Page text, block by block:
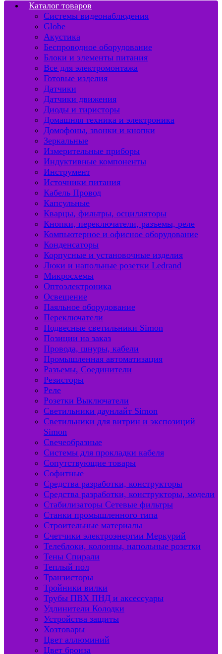
Каталог товаров
Системы видеонаблюдения
Globe
Акустика
Беспроводное оборудование
Блоки и элементы питания
Все для электромонтажа
Готовые изделия
Датчики
Датчики движения
Диоды и тиристоры
Домашняя техника и электроника
Домофоны, звонки и кнопки
Зеркальные
Измерительные приборы
Индуктивные компоненты
Инструмент
Источники питания
Кабель Провод
Капсульные
Кварцы, фильтры, осцилляторы
Кнопки, переключатели, разъемы, реле
Компьютерное и офисное оборудование
Конденсаторы
Корпусные и установочные изделия
Люки и напольные розетки Ledrand
Микросхемы
Оптоэлектроника
Освещение
Паяльное оборудование
Переключатели
Подвесные светильники Simon
Позиции на заказ
Провода, шнуры, кабели
Промышленная автоматизация
Разъемы, Соединители
Резисторы
Реле
Розетки Выключатели
Светильники даунлайт Simon
Светильники для витрин и экспозиций
Simon
Свечеобразные
Системы для прокладки кабеля
Сопутствующие товары
Софитные
Средства разработки, конструкторы
Средства разработки, конструкторы, модели
Стабилизаторы Сетевые фильтры
Станки промышленного типа
Строительные материалы
Счетчики электроэнергии Меркурий
Телеблоки, колонны, напольные розетки
Тены Спирали
Теплый пол
Транзисторы
Тройники вилки
Трубы ПВХ ПНД и аксессуары
Удлинители Колодки
Устройства защиты
Хозтовары
Цвет аллюминий
Цвет бронза